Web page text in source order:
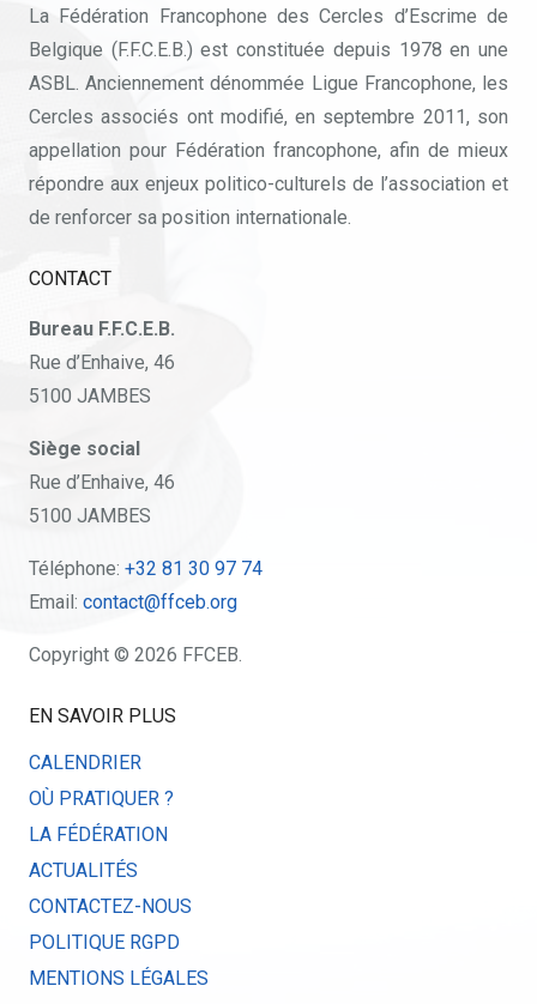
La Fédération Francophone des Cercles d’Escrime de
Belgique (F.F.C.E.B.) est constituée depuis 1978 en une
ASBL. Anciennement dénommée Ligue Francophone, les
Cercles associés ont modifié, en septembre 2011, son
appellation pour Fédération francophone, afin de mieux
répondre aux enjeux politico-culturels de l’association et
de renforcer sa position internationale.
CONTACT
Bureau F.F.C.E.B.
Rue d’Enhaive, 46
5100 JAMBES
Siège social
Rue d’Enhaive, 46
5100 JAMBES
Téléphone: +32 81 30 97 74
Email: contact@ffceb.org
Copyright © 2026 FFCEB.
EN SAVOIR PLUS
CALENDRIER
OÙ PRATIQUER ?
LA FÉDÉRATION
ACTUALITÉS
CONTACTEZ-NOUS
POLITIQUE RGPD
MENTIONS LÉGALES